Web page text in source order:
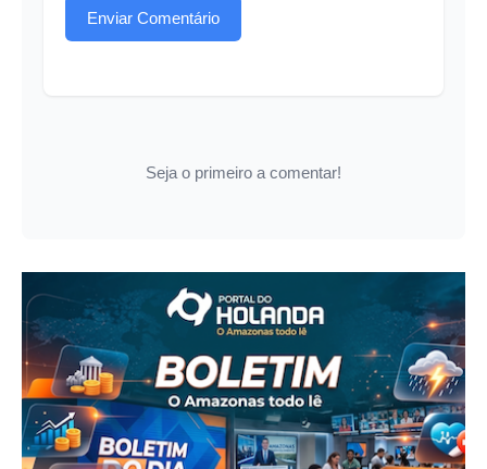
Enviar Comentário
Seja o primeiro a comentar!